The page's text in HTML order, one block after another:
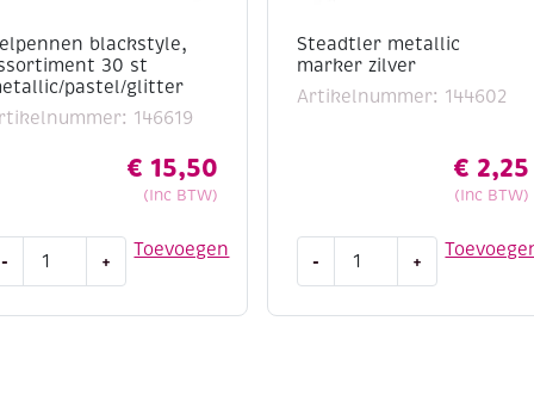
blackstyle,
30 st
pastel/glitter
146619
€ 15,50
(Inc BTW)
Toevoegen
- +
Steadtler metallic
marker zilver
Artikelnummer: 144602
€ 2,25
(Inc BTW)
-
metallic
+